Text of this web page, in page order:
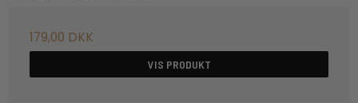
179,00 DKK
VIS PRODUKT